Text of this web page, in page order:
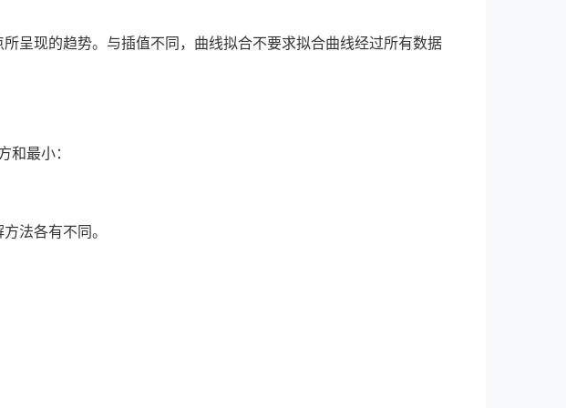
呈现的趋势。与插值不同，曲线拟合不要求拟合曲线经过所有数据
和最小：
法各有不同。